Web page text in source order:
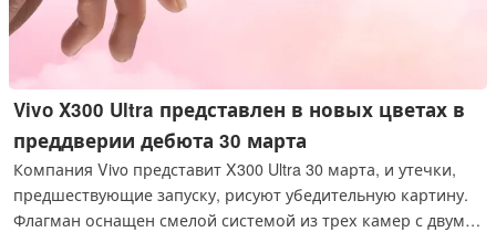
Vivo X300 Ultra представлен в новых цветах в
преддверии дебюта 30 марта
Компания Vivo представит X300 Ultra 30 марта, и утечки,
предшествующие запуску, рисуют убедительную картину.
Флагман оснащен смелой системой из трех камер с двумя